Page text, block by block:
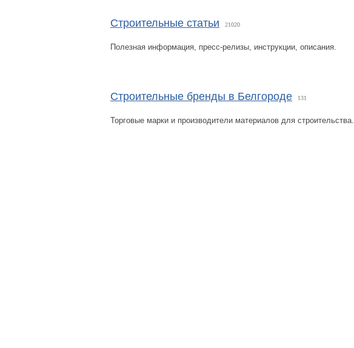
Строительные статьи 21020
Полезная информация, пресс-релизы, инструкции, описания.
Строительные бренды в Белгороде 131
Торговые марки и производители материалов для строительства.